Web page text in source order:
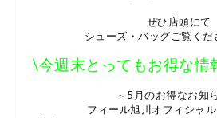
ぜひ店頭にて
シューズ・バッグご覧くだ
\今週末とってもお得な情
～5月のお得なお知
フィール旭川オフィシャ